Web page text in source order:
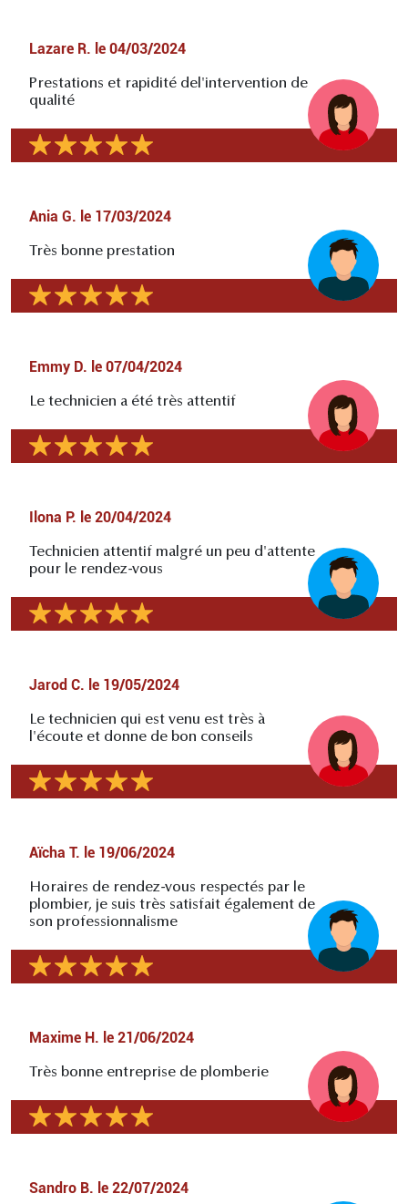
Lazare R. le 04/03/2024
Prestations et rapidité del'intervention de
qualité
Ania G. le 17/03/2024
Très bonne prestation
Emmy D. le 07/04/2024
Le technicien a été très attentif
Ilona P. le 20/04/2024
Technicien attentif malgré un peu d'attente
pour le rendez-vous
Jarod C. le 19/05/2024
Le technicien qui est venu est très à
l'écoute et donne de bon conseils
Aïcha T. le 19/06/2024
Horaires de rendez-vous respectés par le
plombier, je suis très satisfait également de
son professionnalisme
Maxime H. le 21/06/2024
Très bonne entreprise de plomberie
Sandro B. le 22/07/2024